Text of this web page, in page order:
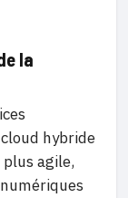
la
hybride
agile,